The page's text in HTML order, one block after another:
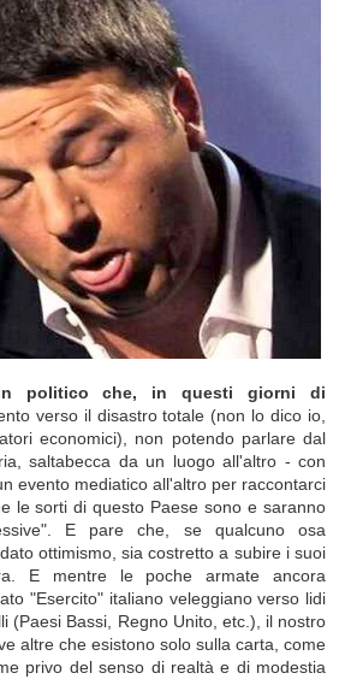
politico che, in questi giorni di
verso il disastro totale (non lo dico io,
economici), non potendo parlare dal
saltabecca da un luogo all'altro - con
evento mediatico all'altro per raccontarci
le sorti di questo Paese sono e saranno
E pare che, se qualcuno osa
ottimismo, sia costretto a subire i suoi
E mentre le poche armate ancora
"Esercito" italiano veleggiano verso lidi
(Paesi Bassi, Regno Unito, etc.), il nostro
altre che esistono solo sulla carta, come
privo del senso di realtà e di modestia